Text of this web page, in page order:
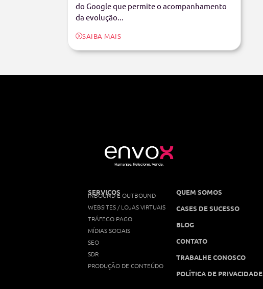
do Google que permite o acompanhamento
da evolução...
SAIBA MAIS
SERVIÇOS
INBOUND E OUTBOUND
WEBSITES / LOJAS VIRTUAIS
TRÁFEGO PAGO
MÍDIAS SOCIAIS
SEO
SDR
PRODUÇÃO DE CONTEÚDO
QUEM SOMOS
CASES DE SUCESSO
BLOG
CONTATO
TRABALHE CONOSCO
POLÍTICA DE PRIVACIDADE